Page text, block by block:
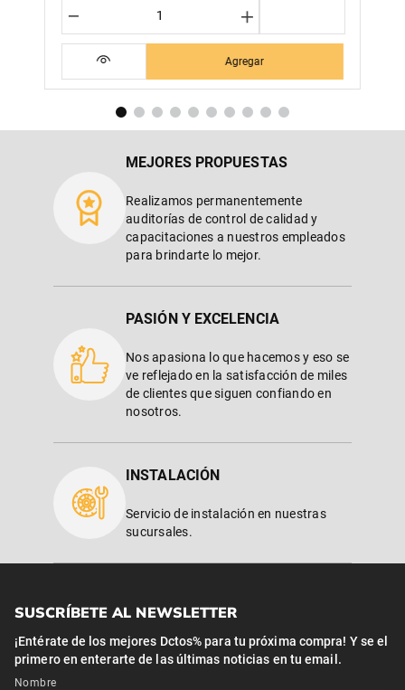
＋
－
Agregar
MEJORES PROPUESTAS
Realizamos permanentemente
auditorías de control de calidad y
capacitaciones a nuestros empleados
para brindarte lo mejor.
PASIÓN Y EXCELENCIA
Nos apasiona lo que hacemos y eso se
ve reflejado en la satisfacción de miles
de clientes que siguen confiando en
nosotros.
INSTALACIÓN
Servicio de instalación en nuestras
sucursales.
SUSCRÍBETE AL NEWSLETTER
¡Entérate de los mejores Dctos% para tu próxima compra! Y se el
primero en enterarte de las últimas noticias en tu email.
Nombre